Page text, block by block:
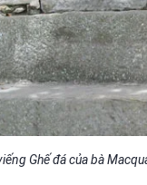
Ghế đá của bà